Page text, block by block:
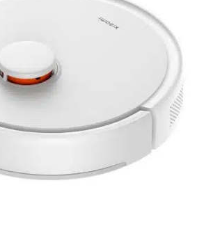
aos meus
desejos